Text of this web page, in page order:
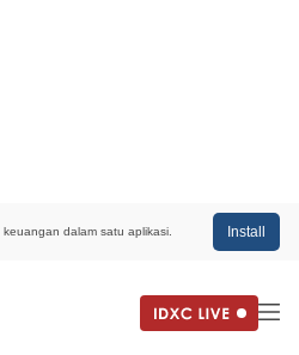
dalam satu aplikasi. Install